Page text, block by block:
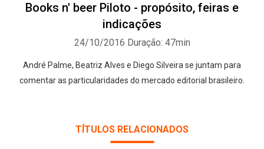
Books n' beer Piloto - propósito, feiras e
indicações
24/10/2016 Duração: 47min
André Palme, Beatriz Alves e Diego Silveira se juntam para
comentar as particularidades do mercado editorial brasileiro.
TÍTULOS RELACIONADOS